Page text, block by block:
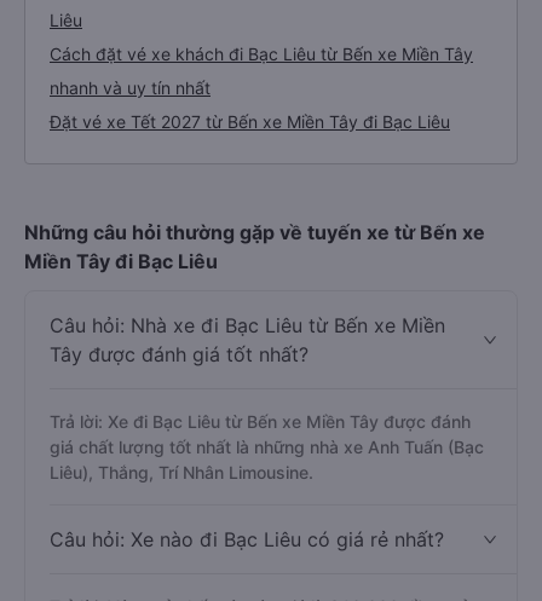
Liêu
Cách đặt vé xe khách đi Bạc Liêu từ Bến xe Miền Tây
nhanh và uy tín nhất
Đặt vé xe Tết 2027 từ Bến xe Miền Tây đi Bạc Liêu
Những câu hỏi thường gặp về tuyến xe từ Bến xe
Miền Tây đi Bạc Liêu
Câu hỏi: Nhà xe đi Bạc Liêu từ Bến xe Miền
Tây được đánh giá tốt nhất?
Trả lời: Xe đi Bạc Liêu từ Bến xe Miền Tây được đánh
giá chất lượng tốt nhất là những nhà xe Anh Tuấn (Bạc
Liêu), Thắng, Trí Nhân Limousine.
Câu hỏi: Xe nào đi Bạc Liêu có giá rẻ nhất?